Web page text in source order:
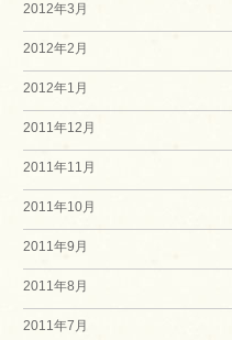
2012年3月
2012年2月
2012年1月
2011年12月
2011年11月
2011年10月
2011年9月
2011年8月
2011年7月